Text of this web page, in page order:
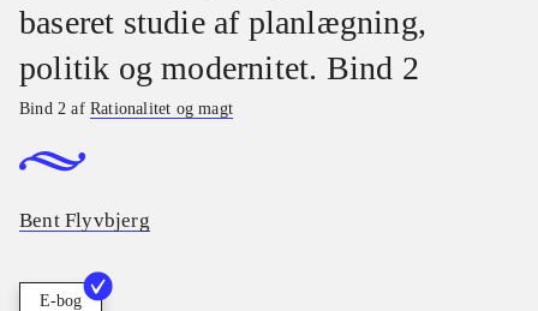
baseret studie af planlægning,
politik og modernitet. Bind 2
Bind 2 afRationalitet og magt
Bent Flyvbjerg
E-bog